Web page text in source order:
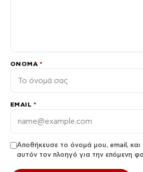
ΌΝΟΜΑ *
EMAIL *
Αποθήκευσε το όνομά μου, email, και
αυτόν τον πλοηγό για την επόμενη